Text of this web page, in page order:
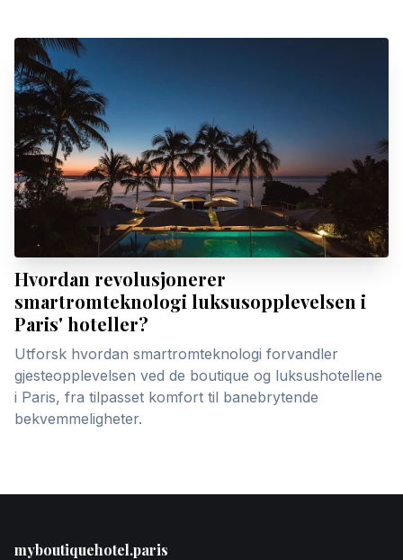
Hvordan revolusjonerer
smartromteknologi luksusopplevelsen i
Paris' hoteller?
Utforsk hvordan smartromteknologi forvandler
gjesteopplevelsen ved de boutique og luksushotellene
i Paris, fra tilpasset komfort til banebrytende
bekvemmeligheter.
myboutiquehotel.paris